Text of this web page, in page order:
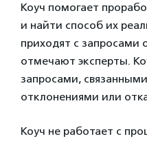
Коуч помогает
и найти способ их
приходят с запросами
отмечают эксперты.
запросами,
отклонениями или
Коуч не работает с